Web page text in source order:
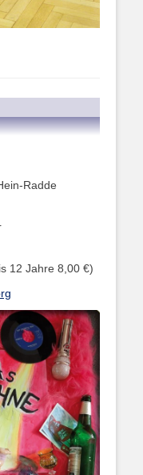
Radde
12 Jahre 8,00 €)